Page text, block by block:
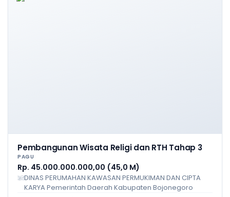
Pembangunan Wisata Religi dan RTH Tahap 3
PAGU
Rp. 45.000.000.000,00 (45,0 M)
DINAS PERUMAHAN KAWASAN PERMUKIMAN DAN CIPTA
KARYA Pemerintah Daerah Kabupaten Bojonegoro